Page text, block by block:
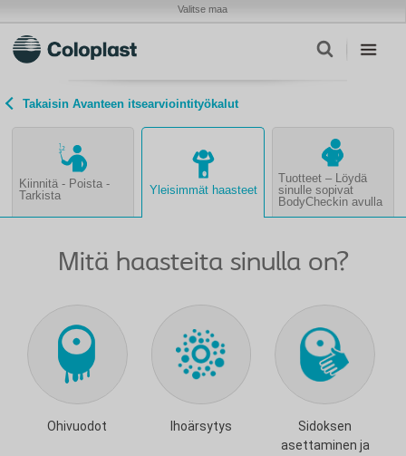
Valitse maa
Takaisin Avanteen itsearviointityökalut
Kiinnitä - Poista -
Tarkista
Yleisimmät haasteet
Tuotteet – Löydä
sinulle sopivat
BodyCheckin avulla
Mitä haasteita sinulla on?
Ohivuodot Ihoärsytys
Sidoksen
asettaminen ja